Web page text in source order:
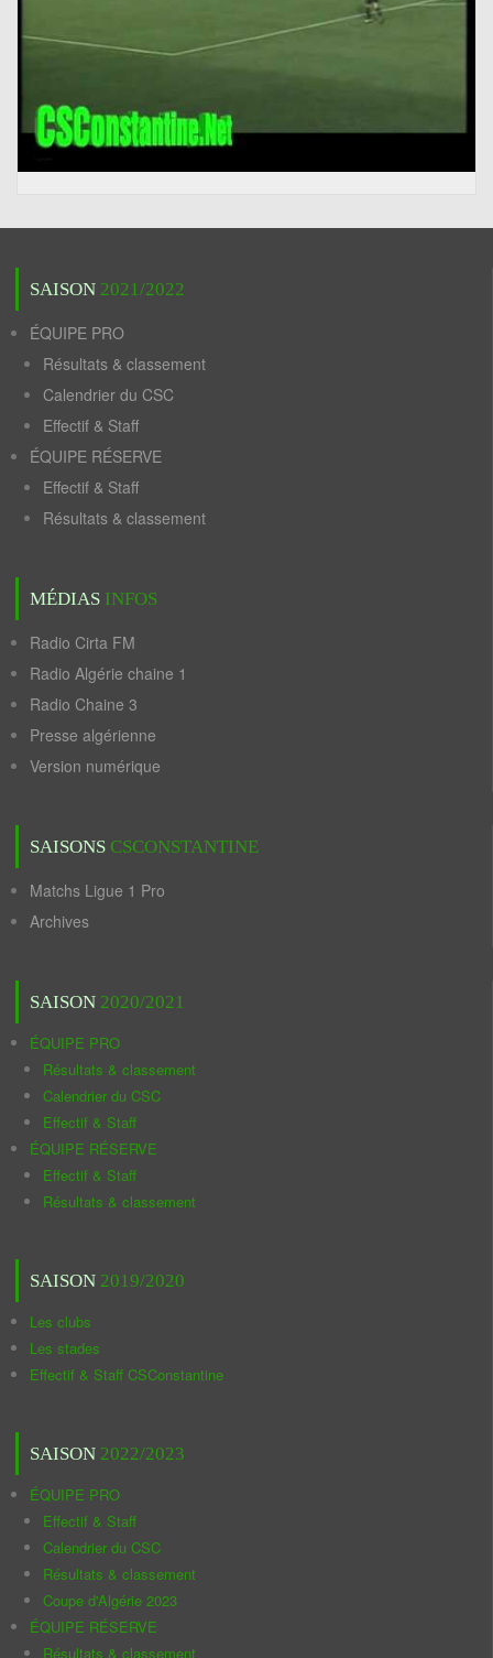
SAISON 2021/2022
ÉQUIPE PRO
Résultats & classement
Calendrier du CSC
Effectif & Staff
ÉQUIPE RÉSERVE
Effectif & Staff
Résultats & classement
MÉDIAS INFOS
Radio Cirta FM
Radio Algérie chaine 1
Radio Chaine 3
Presse algérienne
Version numérique
SAISONS CSCONSTANTINE
Matchs Ligue 1 Pro
Archives
SAISON 2020/2021
ÉQUIPE PRO
Résultats & classement
Calendrier du CSC
Effectif & Staff
ÉQUIPE RÉSERVE
Effectif & Staff
Résultats & classement
SAISON 2019/2020
Les clubs
Les stades
Effectif & Staff CSConstantine
SAISON 2022/2023
ÉQUIPE PRO
Effectif & Staff
Calendrier du CSC
Résultats & classement
Coupe d'Algérie 2023
ÉQUIPE RÉSERVE
Résultats & classement